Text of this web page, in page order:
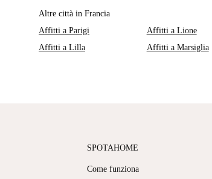
Altre città in Francia
Affitti a Parigi
Affitti a Lione
Affitti a Lilla
Affitti a Marsiglia
SPOTAHOME
Come funziona